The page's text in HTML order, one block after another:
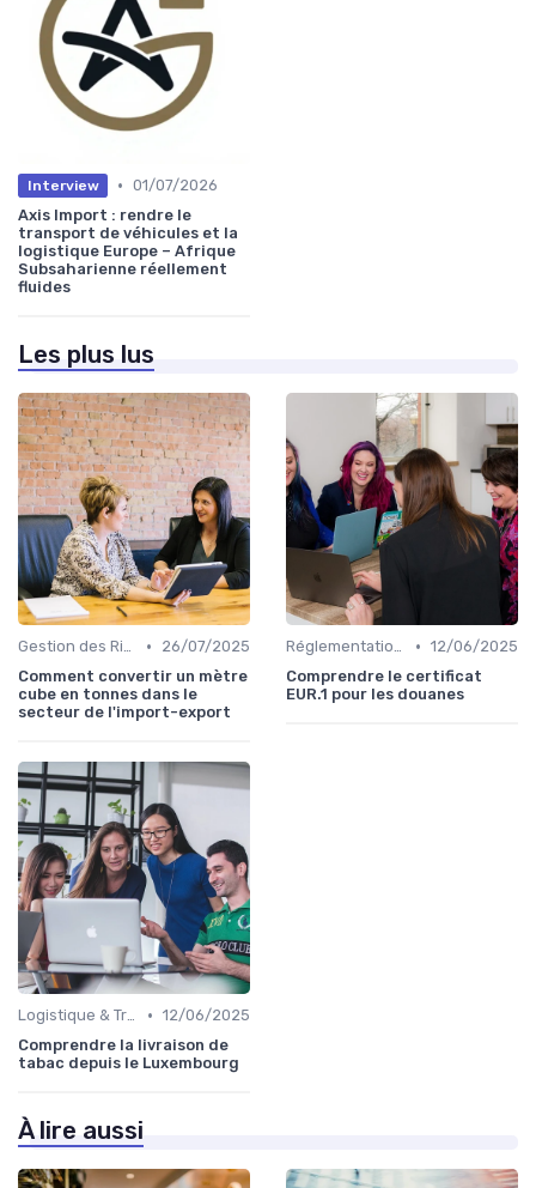
Interview • 01/07/2026
Axis Import : rendre le
transport de véhicules et la
logistique Europe – Afrique
Subsaharienne réellement
fluides
Les plus lus
Gestion des Risques •
26/07/2025
Comment convertir un mètre
cube en tonnes dans le
secteur de l'import-export
Réglementations Douanières • 12/06/2025
Comprendre le certificat
EUR.1 pour les douanes
Logistique & Transport • 12/06/2025
Comprendre la livraison de
tabac depuis le Luxembourg
À lire aussi